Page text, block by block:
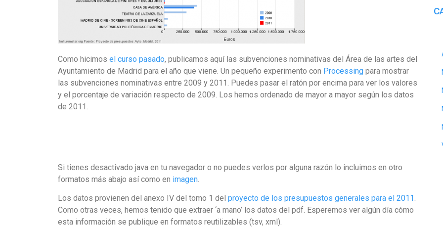
Como hicimos el curso pasado, publicamos aquí las subvenciones nominativas del Área de las artes del
Ayuntamiento de Madrid para el año que viene. Un pequeño experimento con Processing para mostrar
las subvenciones nominativas entre 2009 y 2011. Puedes pasar el ratón por encima para ver los valores
y el porcentaje de variación respecto de 2009. Los hemos ordenado de mayor a mayor según los datos
de 2011.
Si tienes desactivado java en tu navegador o no puedes verlos por alguna razón lo incluimos en otro
formatos más abajo así como en imagen.
Los datos provienen del anexo IV del tomo 1 del proyecto de los presupuestos generales para el 2011
Como otras veces, hemos tenido que extraer ‘a mano’ los datos del pdf. Esperemos ver algún día cómo
esta información se publique en formatos reutilizables (tsv, xml).